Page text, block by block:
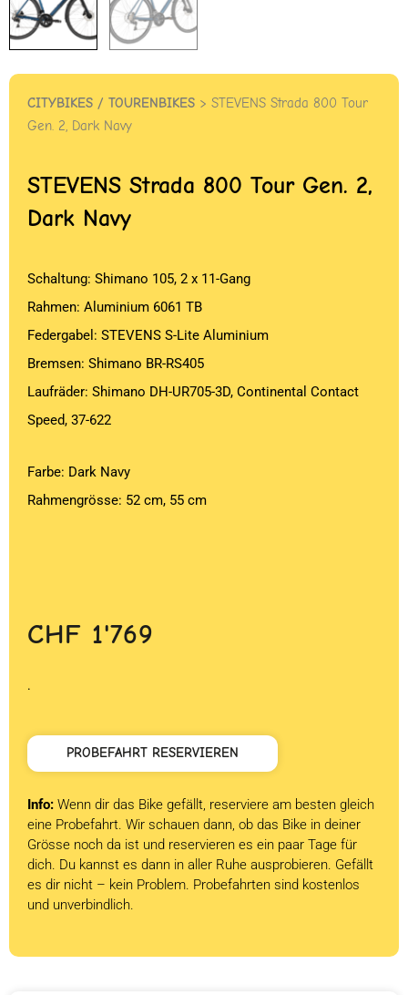
CITYBIKES / TOURENBIKES > STEVENS Strada 800 Tour
Gen. 2, Dark Navy
STEVENS Strada 800 Tour Gen. 2,
Dark Navy
Schaltung: Shimano 105, 2 x 11-Gang
Rahmen: Aluminium 6061 TB
Federgabel: STEVENS S-Lite Aluminium
Bremsen: Shimano BR-RS405
Laufräder: Shimano DH-UR705-3D, Continental Contact
Speed, 37-622
Farbe: Dark Navy
Rahmengrösse: 52 cm, 55 cm
CHF 1'769
.
PROBEFAHRT RESERVIEREN
Info: Wenn dir das Bike gefällt, reserviere am besten gleich
eine Probefahrt. Wir schauen dann, ob das Bike in deiner
Grösse noch da ist und reservieren es ein paar Tage für
dich. Du kannst es dann in aller Ruhe ausprobieren. Gefällt
es dir nicht – kein Problem. Probefahrten sind kostenlos
und unverbindlich.